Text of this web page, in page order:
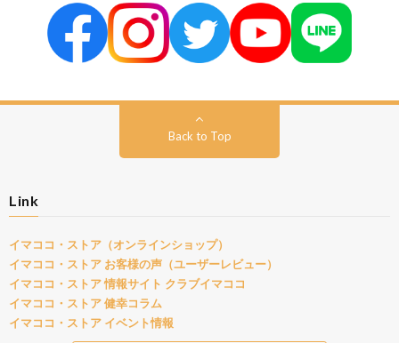
Back to Top
Link
イマココ・ストア（オンラインショップ）
イマココ・ストア お客様の声（ユーザーレビュー）
イマココ・ストア 情報サイト クラブイマココ
イマココ・ストア 健幸コラム
イマココ・ストア イベント情報